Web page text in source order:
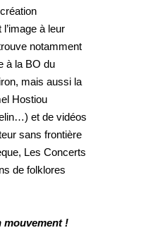
à leur
notamment
à la BO du
mais aussi la
Hostiou
et de vidéos
sans frontière
Les Concerts
de folklores
mouvement !